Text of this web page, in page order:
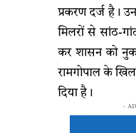
प्रकरण दर्ज है।
मिलरों से सांठ-
कर शासन को
रामगोपाल के
दिया है।
-